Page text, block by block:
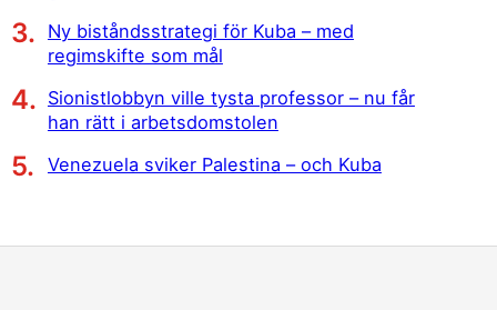
Ny biståndsstrategi för Kuba – med
regimskifte som mål
Sionistlobbyn ville tysta professor – nu får
han rätt i arbetsdomstolen
Venezuela sviker Palestina – och Kuba